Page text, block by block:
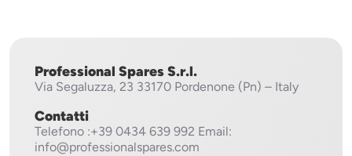
Professional Spares S.r.l.
Via Segaluzza, 23 33170 Pordenone (Pn) – Italy
Contatti
Telefono :+39 0434 639 992 Email:
info@professionalspares.com